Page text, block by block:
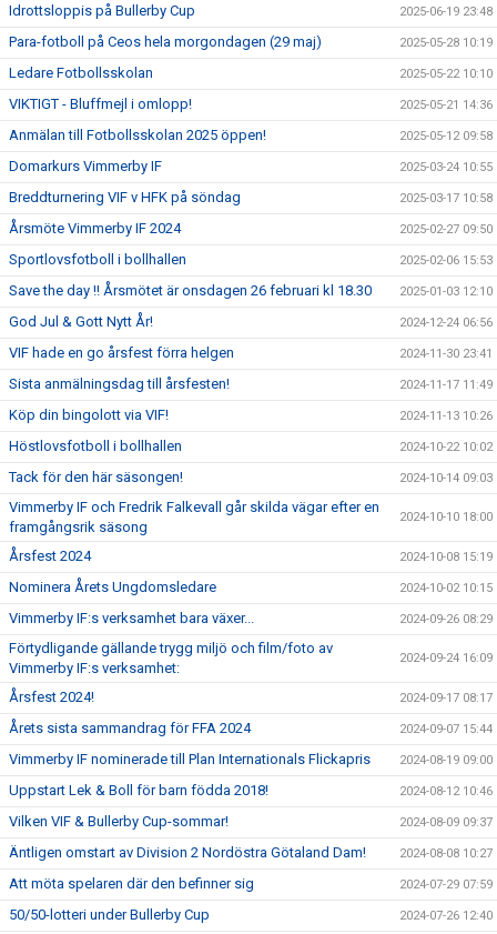
Idrottsloppis på Bullerby Cup 2025-06-19 23:48
Para-fotboll på Ceos hela morgondagen (29 maj) 2025-05-28 10:19
Ledare Fotbollsskolan 2025-05-22 10:10
VIKTIGT - Bluffmejl i omlopp! 2025-05-21 14:36
Anmälan till Fotbollsskolan 2025 öppen! 2025-05-12 09:58
Domarkurs Vimmerby IF 2025-03-24 10:55
Breddturnering VIF v HFK på söndag 2025-03-17 10:58
Årsmöte Vimmerby IF 2024 2025-02-27 09:50
Sportlovsfotboll i bollhallen 2025-02-06 15:53
Save the day !! Årsmötet är onsdagen 26 februari kl 18.30 2025-01-03 12:10
God Jul & Gott Nytt År! 2024-12-24 06:56
VIF hade en go årsfest förra helgen 2024-11-30 23:41
Sista anmälningsdag till årsfesten! 2024-11-17 11:49
Köp din bingolott via VIF! 2024-11-13 10:26
Höstlovsfotboll i bollhallen 2024-10-22 10:02
Tack för den här säsongen! 2024-10-14 09:03
Vimmerby IF och Fredrik Falkevall går skilda vägar efter en
framgångsrik säsong
2024-10-10 18:00
Årsfest 2024 2024-10-08 15:19
Nominera Årets Ungdomsledare 2024-10-02 10:15
Vimmerby IF:s verksamhet bara växer... 2024-09-26 08:29
Förtydligande gällande trygg miljö och film/foto av
Vimmerby IF:s verksamhet:
2024-09-24 16:09
Årsfest 2024! 2024-09-17 08:17
Årets sista sammandrag för FFA 2024 2024-09-07 15:44
Vimmerby IF nominerade till Plan Internationals Flickapris 2024-08-19 09:00
Uppstart Lek & Boll för barn födda 2018! 2024-08-12 10:46
Vilken VIF & Bullerby Cup-sommar! 2024-08-09 09:37
Äntligen omstart av Division 2 Nordöstra Götaland Dam! 2024-08-08 10:27
Att möta spelaren där den befinner sig 2024-07-29 07:59
50/50-lotteri under Bullerby Cup 2024-07-26 12:40